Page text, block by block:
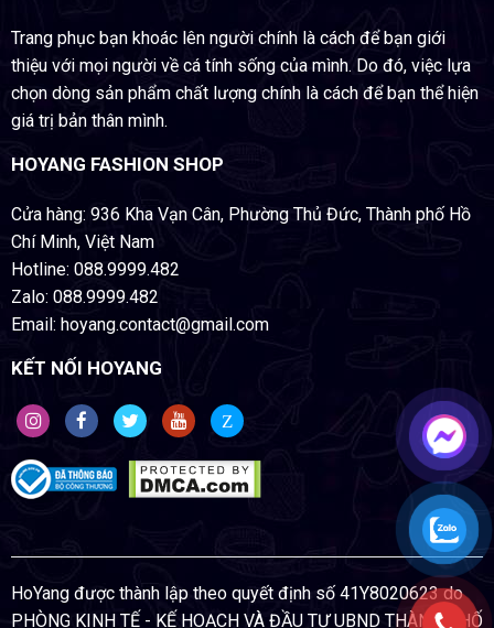
Trang phục bạn khoác lên người chính là cách để bạn giới
thiệu với mọi người về cá tính sống của mình. Do đó, việc lựa
chọn dòng sản phẩm chất lượng chính là cách để bạn thể hiện
giá trị bản thân mình.
HOYANG FASHION SHOP
Cửa hàng: 936 Kha Vạn Cân, Phường Thủ Đức, Thành phố Hồ
Chí Minh, Việt Nam
Hotline: 088.9999.482
Zalo: 088.9999.482
Email: hoyang.contact@gmail.com
KẾT NỐI HOYANG
Z
HoYang được thành lập theo quyết định số 41Y8020623 do
PHÒNG KINH TẾ - KẾ HOẠCH VÀ ĐẦU TƯ UBND THÀNH PHỐ